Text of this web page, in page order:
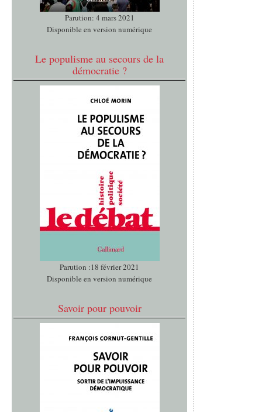
Parution: 4 mars 2021
Disponible en version numérique
Le populisme au secours de la
démocratie ?
Parution :18 février 2021
Disponible en version numérique
Savoir pour pouvoir